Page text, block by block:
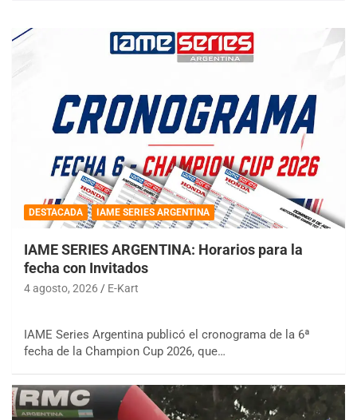
DESTACADA IAME SERIES ARGENTINA
IAME SERIES ARGENTINA: Horarios para la
fecha con Invitados
4 agosto, 2026 E-Kart
IAME Series Argentina publicó el cronograma de la 6ª
fecha de la Champion Cup 2026, que…